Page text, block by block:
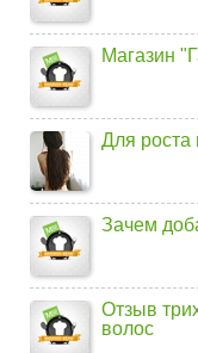
Магазин
Для роста
Зачем
Отзыв
волос